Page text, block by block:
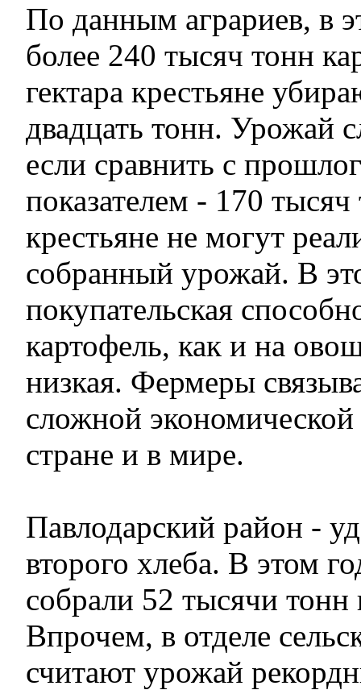
По данным аграриев, в
более 240 тысяч тонн
гектара крестьяне
двадцать тонн. Урожай
если сравнить с
показателем - 170
крестьяне не могут
собранный урожай. В
покупательская
картофель, как и на
низкая. Фермеры
сложной экономической
стране и в мире.
Павлодарский район -
второго хлеба. В этом
собрали 52 тысячи тонн
Впрочем, в отделе
считают урожай